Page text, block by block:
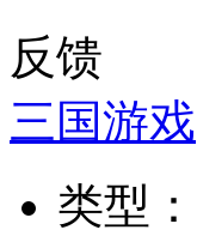
反馈
三国游戏
类型：